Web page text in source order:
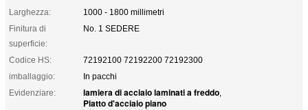
Larghezza:
1000 - 1800 millimetri
Finitura di
superficie:
No. 1 SEDERE
Codice HS:
72192100 72192200 72192300
imballaggio:
In pacchi
Evidenziare:
lamiera di acciaio laminati a freddo,
Piatto d'acciaio piano